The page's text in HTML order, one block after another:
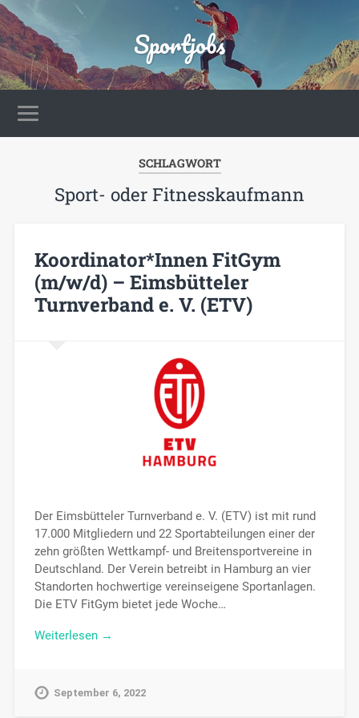
Sportjobs
SCHLAGWORT
Sport- oder Fitnesskaufmann
Koordinator*Innen FitGym
(m/w/d) – Eimsbütteler
Turnverband e. V. (ETV)
Der Eimsbütteler Turnverband e. V. (ETV) ist mit rund
17.000 Mitgliedern und 22 Sportabteilungen einer der
zehn größten Wettkampf- und Breitensportvereine in
Deutschland. Der Verein betreibt in Hamburg an vier
Standorten hochwertige vereinseigene Sportanlagen.
Die ETV FitGym bietet jede Woche…
Weiterlesen →
September 6, 2022